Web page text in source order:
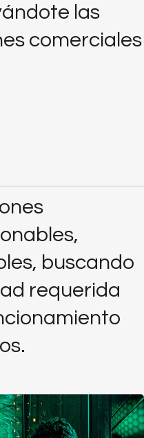
las
comerciales
buscando
requerida